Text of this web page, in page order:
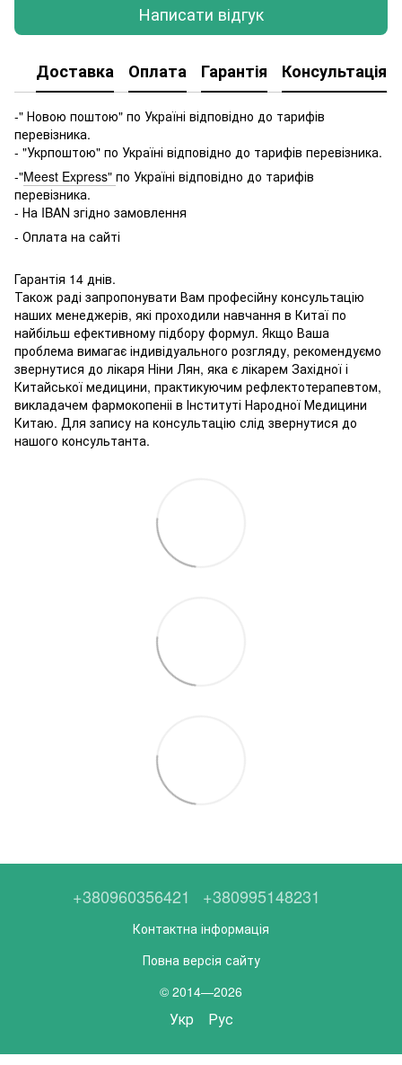
Написати відгук
Доставка Оплата Гарантія Консультація
-" Новою поштою" по Україні відповідно до тарифів
перевізника.
- "Укрпоштою" по Україні відповідно до тарифів перевізника.
-"Meest Express" по Україні відповідно до тарифів
перевізника.
- На IBAN згідно замовлення
- Оплата на сайті
Гарантія 14 днів.
Також раді запропонувати Вам професійну консультацію
наших менеджерів, які проходили навчання в Китаї по
найбільш ефективному підбору формул. Якщо Ваша
проблема вимагає індивідуального розгляду, рекомендуємо
звернутися до лікаря Ніни Лян, яка є лікарем Західної і
Китайської медицини, практикуючим рефлектотерапевтом,
викладачем фармокопеніі в Інституті Народної Медицини
Китаю. Для запису на консультацію слід звернутися до
нашого консультанта.
+380960356421 +380995148231
Контактна інформація
Повна версія сайту
© 2014—2026
Укр Рус